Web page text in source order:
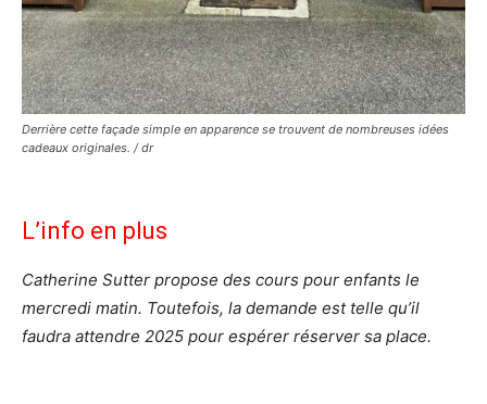
Derrière cette façade simple en apparence se trouvent de nombreuses idées
cadeaux originales. / dr
L’info en plus
Catherine Sutter propose des cours pour enfants le
mercredi matin. Toutefois, la demande est telle qu’il
faudra attendre 2025 pour espérer réserver sa place.